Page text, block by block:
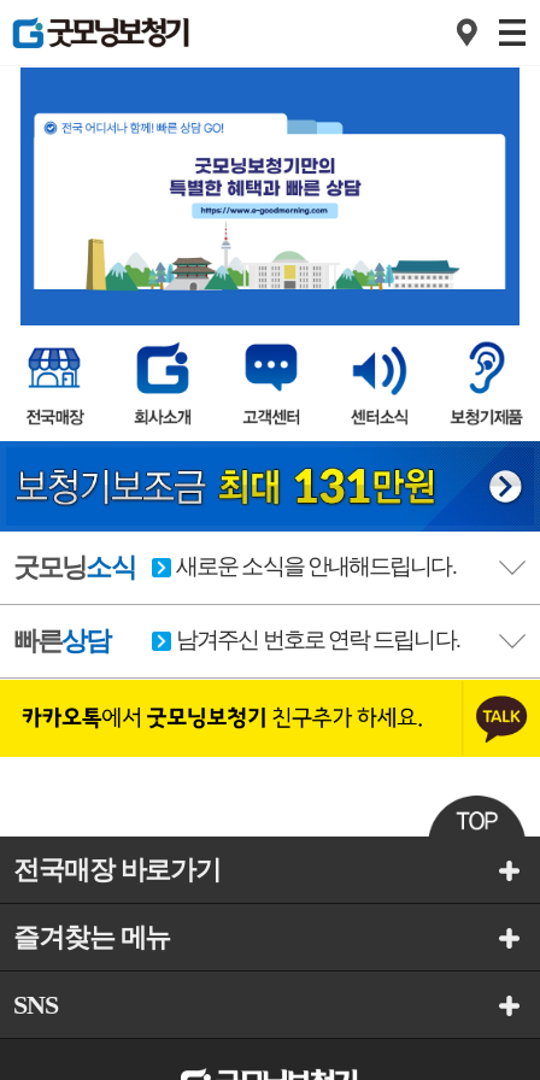
2
3
굿모닝소식 새로운 소식을 안내해드립니다.
빠른상담 남겨주신 번호로 연락 드립니다.
전국매장 바로가기
즐겨찾는 메뉴
SNS